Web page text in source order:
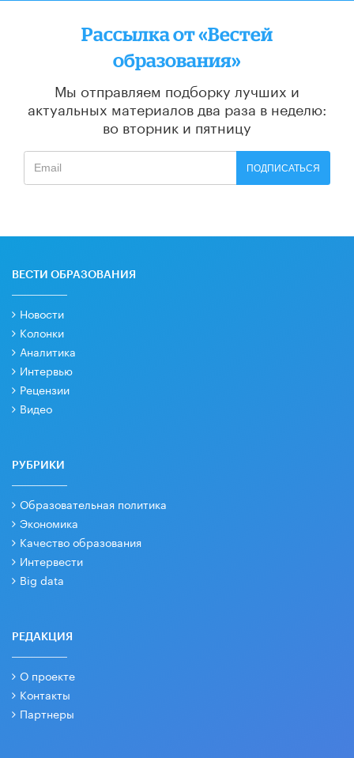
Рассылка от «Вестей
образования»
Мы отправляем подборку лучших и
актуальных материалов два раза в неделю:
во вторник и пятницу
ПОДПИСАТЬСЯ
ВЕСТИ ОБРАЗОВАНИЯ
Новости
Колонки
Аналитика
Интервью
Рецензии
Видео
РУБРИКИ
Образовательная политика
Экономика
Качество образования
Интервести
Big data
РЕДАКЦИЯ
О проекте
Контакты
Партнеры